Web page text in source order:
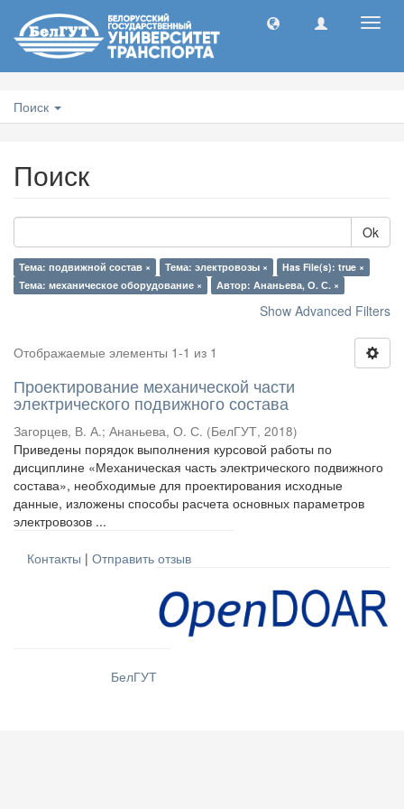
Поиск
Поиск
Ok
Тема: подвижной состав × Тема: электровозы ×
Has File(s): true ×
Тема: механическое оборудование ×
Автор: Ананьева, О. С. ×
Show Advanced Filters
Отображаемые элементы 1-1 из 1
Проектирование механической части
электрического подвижного состава
Загорцев, В. А.; Ананьева, О. С. (БелГУТ, 2018)
Приведены порядок выполнения курсовой работы по
дисциплине «Механическая часть электрического подвижного
состава», необходимые для проектирования исходные
данные, изложены способы расчета основных параметров
электровозов ...
Контакты | Отправить отзыв
БелГУТ